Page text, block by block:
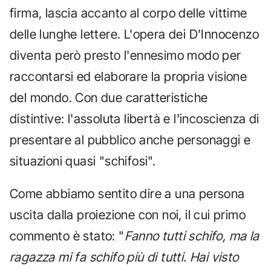
firma, lascia accanto al corpo delle vittime
delle lunghe lettere. L'opera dei D'Innocenzo
diventa però presto l'ennesimo modo per
raccontarsi ed elaborare la propria visione
del mondo. Con due caratteristiche
distintive: l'assoluta libertà e l'incoscienza di
presentare al pubblico anche personaggi e
situazioni quasi "schifosi".
Come abbiamo sentito dire a una persona
uscita dalla proiezione con noi, il cui primo
commento è stato: "Fanno tutti schifo, ma la
ragazza mi fa schifo più di tutti. Hai visto